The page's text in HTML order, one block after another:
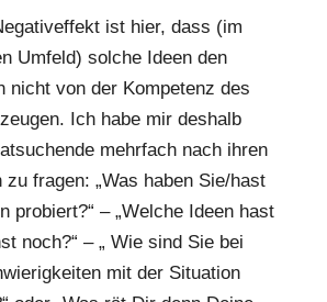
ist hier, dass (im
Umfeld) solche Ideen den
nicht von der Kompetenz des
Ich habe mir deshalb
mehrfach nach ihren
zu fragen: „Was haben Sie/hast
probiert?“ – „Welche Ideen hast
noch?“ – „ Wie sind Sie bei
mit der Situation